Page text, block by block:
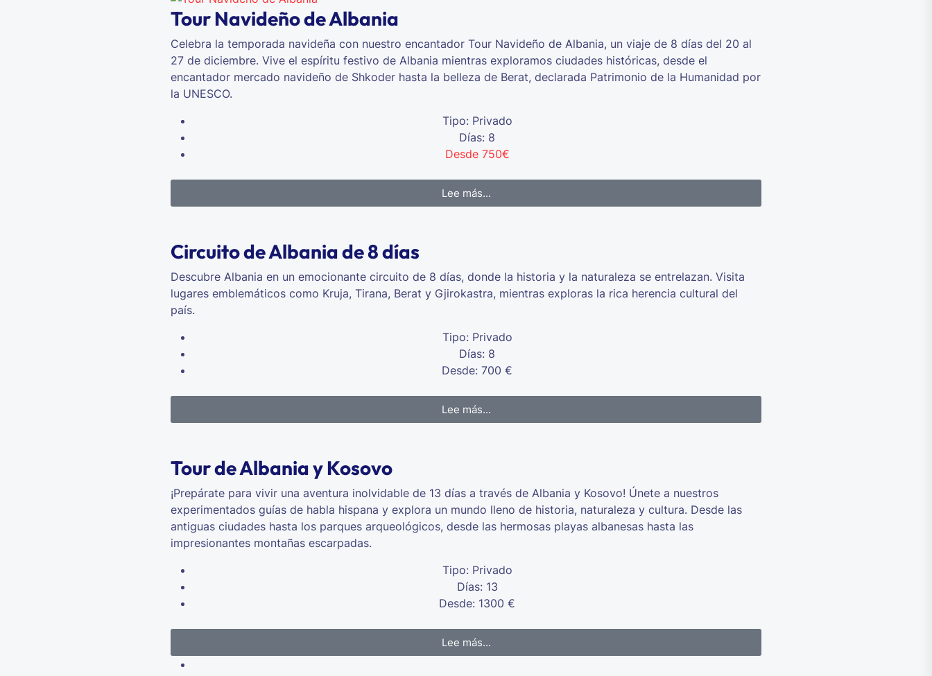
Tour Navideño de Albania
Celebra la temporada navideña con nuestro encantador Tour Navideño de Albania, un viaje de 8 días del 20 al
27 de diciembre. Vive el espíritu festivo de Albania mientras exploramos ciudades históricas, desde el
encantador mercado navideño de Shkoder hasta la belleza de Berat, declarada Patrimonio de la Humanidad por
la UNESCO.
Tipo: Privado
Días: 8
Desde 750€
Lee más...
Circuito de Albania de 8 días
Descubre Albania en un emocionante circuito de 8 días, donde la historia y la naturaleza se entrelazan. Visita
lugares emblemáticos como Kruja, Tirana, Berat y Gjirokastra, mientras exploras la rica herencia cultural del
país.
Tipo: Privado
Días: 8
Desde: 700 €
Lee más...
Tour de Albania y Kosovo
¡Prepárate para vivir una aventura inolvidable de 13 días a través de Albania y Kosovo! Únete a nuestros
experimentados guías de habla hispana y explora un mundo lleno de historia, naturaleza y cultura. Desde las
antiguas ciudades hasta los parques arqueológicos, desde las hermosas playas albanesas hasta las
impresionantes montañas escarpadas.
Tipo: Privado
Días: 13
Desde: 1300 €
Lee más...